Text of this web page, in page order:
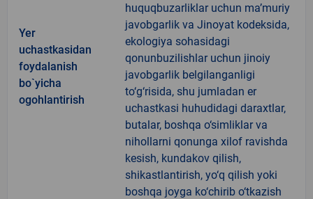
Yer
uchastkasidan
foydalanish
bo`yicha
ogohlantirish
huquqbuzarliklar uchun ma’muriy
javobgarlik va Jinoyat kodeksida,
ekologiya sohasidagi
qonunbuzilishlar uchun jinoiy
javobgarlik belgilanganligi
to‘g‘risida, shu jumladan er
uchastkasi huhudidagi daraxtlar,
butalar, boshqa o‘simliklar va
nihollarni qonunga xilof ravishda
kesish, kundakov qilish,
shikastlantirish, yo‘q qilish yoki
boshqa joyga ko‘chirib o‘tkazish